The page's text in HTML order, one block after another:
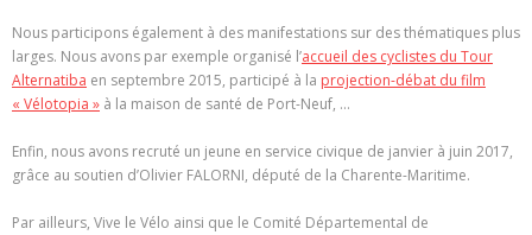
Nous participons également à des manifestations sur des thématiques plus
larges. Nous avons par exemple organisé l’accueil des cyclistes du Tour
Alternatiba en septembre 2015, participé à la projection-débat du film
« Vélotopia » à la maison de santé de Port-Neuf, …
Enfin, nous avons recruté un jeune en service civique de janvier à juin 2017,
grâce au soutien d’Olivier FALORNI, député de la Charente-Maritime.
Par ailleurs, Vive le Vélo ainsi que le Comité Départemental de